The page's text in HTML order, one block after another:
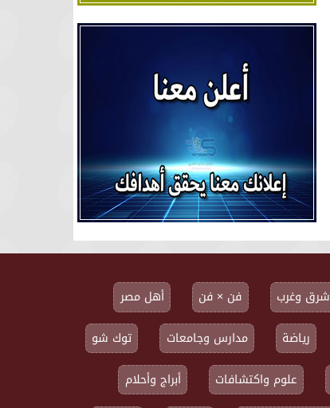
شرق وغرب فن × فن
أهل مصر
رياضة مدارس وجامعات
توك شو
علوم واكتشافات أبراج وأحلام